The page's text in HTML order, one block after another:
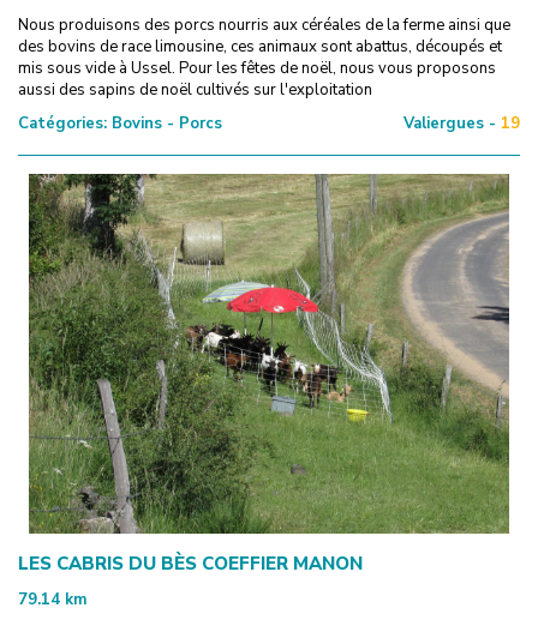
Nous produisons des porcs nourris aux céréales de la ferme ainsi que
des bovins de race limousine, ces animaux sont abattus, découpés et
mis sous vide à Ussel. Pour les fêtes de noël, nous vous proposons
aussi des sapins de noël cultivés sur l'exploitation
Catégories: Bovins - Porcs Valiergues - 19
LES CABRIS DU BÈS COEFFIER MANON
79.14 km